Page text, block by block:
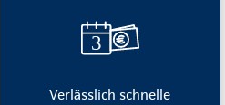
Verlässlich schnelle